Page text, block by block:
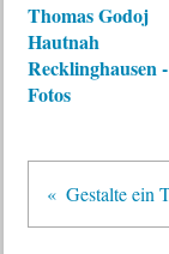
Thomas Godoj
Hautnah
Recklinghausen -
Fotos